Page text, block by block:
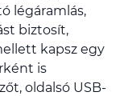
légáramlás,
biztosít,
kapsz egy
is
oldalsó USB-